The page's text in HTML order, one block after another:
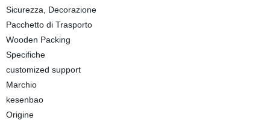
Sicurezza, Decorazione
Pacchetto di Trasporto
Wooden Packing
Specifiche
customized support
Marchio
kesenbao
Origine